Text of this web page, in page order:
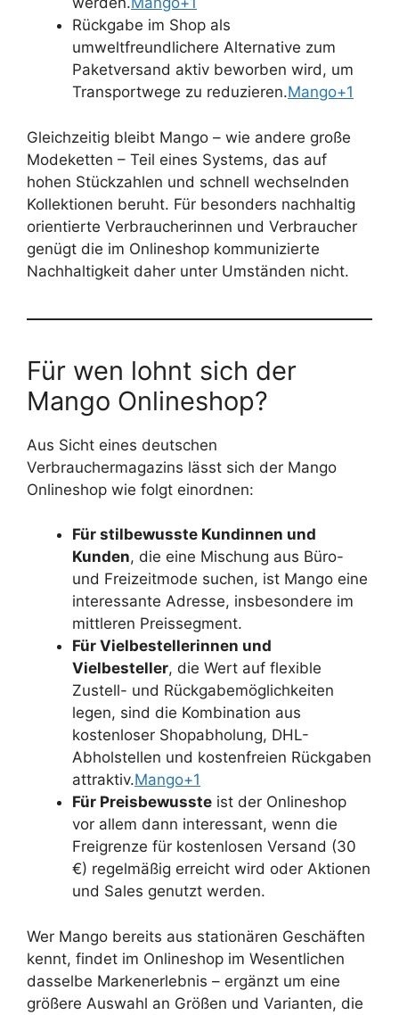
Rückgabe im Shop als
umweltfreundlichere Alternative zum
Paketversand aktiv beworben wird, um
Transportwege zu reduzieren.Mango+1
Gleichzeitig bleibt Mango – wie andere große
Modeketten – Teil eines Systems, das auf
hohen Stückzahlen und schnell wechselnden
Kollektionen beruht. Für besonders nachhaltig
orientierte Verbraucherinnen und Verbraucher
genügt die im Onlineshop kommunizierte
Nachhaltigkeit daher unter Umständen nicht.
Für wen lohnt sich der
Mango Onlineshop?
Aus Sicht eines deutschen
Verbrauchermagazins lässt sich der Mango
Onlineshop wie folgt einordnen:
Für stilbewusste Kundinnen und
Kunden, die eine Mischung aus Büro-
und Freizeitmode suchen, ist Mango eine
interessante Adresse, insbesondere im
mittleren Preissegment.
Für Vielbestellerinnen und
Vielbesteller, die Wert auf flexible
Zustell- und Rückgabemöglichkeiten
legen, sind die Kombination aus
kostenloser Shopabholung, DHL-
Abholstellen und kostenfreien Rückgaben
attraktiv.Mango+1
Für Preisbewusste ist der Onlineshop
vor allem dann interessant, wenn die
Freigrenze für kostenlosen Versand (30
€) regelmäßig erreicht wird oder Aktionen
und Sales genutzt werden.
Wer Mango bereits aus stationären Geschäften
kennt, findet im Onlineshop im Wesentlichen
dasselbe Markenerlebnis – ergänzt um eine
größere Auswahl an Größen und Varianten, die